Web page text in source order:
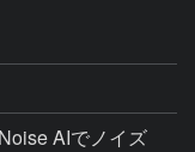
AIでノイズ